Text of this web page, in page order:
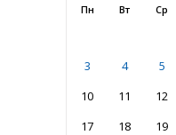
Пн Вт Ср
3
4 5
10
11 12
17
18 19